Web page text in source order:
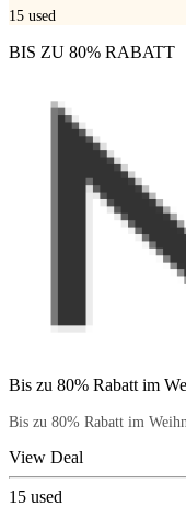
15 used
BIS ZU 80% RABATT
Bis zu 80% Rabatt im
Bis zu 80% Rabatt im
View Deal
15 used